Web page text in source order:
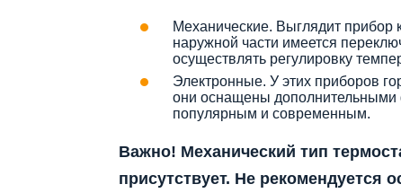
Механические. Выглядит прибор
наружной части имеется
осуществлять регулировку
Электронные. У этих приборов
они оснащены дополнительными
популярным и современным.
Важно! Механический тип
присутствует. Не рекомендуется